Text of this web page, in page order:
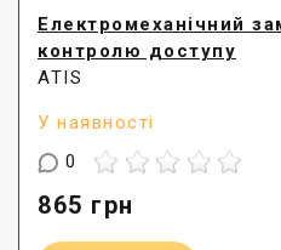
Електромеханічний
контролю доступу
ATIS
У наявності
0
865 грн